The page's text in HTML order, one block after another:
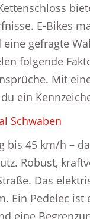
E-Bikes
gefragte
folgende
Mit
ein
Schwaben
bis 45 km/h –
Robust,
Das
Ein Pedelec